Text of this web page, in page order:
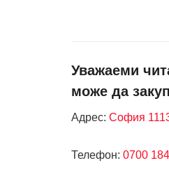
Уважаеми
може да
Адрес: София
Телефон: 0700